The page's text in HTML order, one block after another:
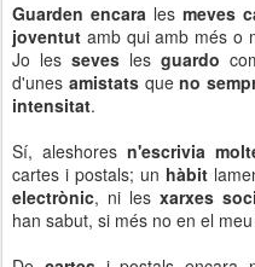
Guarden encara les meves
joventut amb qui amb més o
Jo les seves les guardo
d'unes amistats queno
intensitat.
Sí, aleshores n'escrivia
cartes i postals; un hàbit
electrònic, ni les xarxes
han sabut, si més no en el